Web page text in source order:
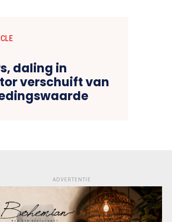
daling in
verschuift van